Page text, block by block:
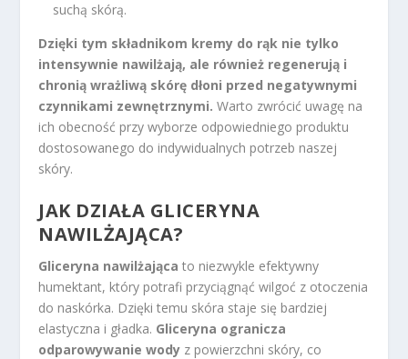
suchą skórą.
Dzięki tym składnikom kremy do rąk nie tylko
intensywnie nawilżają, ale również regenerują i
chronią wrażliwą skórę dłoni przed negatywnymi
czynnikami zewnętrznymi. Warto zwrócić uwagę na
ich obecność przy wyborze odpowiedniego produktu
dostosowanego do indywidualnych potrzeb naszej
skóry.
JAK DZIAŁA GLICERYNA
NAWILŻAJĄCA?
Gliceryna nawilżająca to niezwykle efektywny
humektant, który potrafi przyciągnąć wilgoć z otoczenia
do naskórka. Dzięki temu skóra staje się bardziej
elastyczna i gładka. Gliceryna ogranicza
odparowywanie wody z powierzchni skóry, co